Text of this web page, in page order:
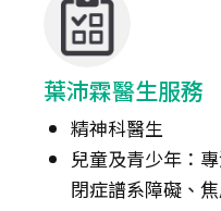
葉沛霖醫生服務
精神科醫生
兒童及青少年：
閉症譜系障礙、